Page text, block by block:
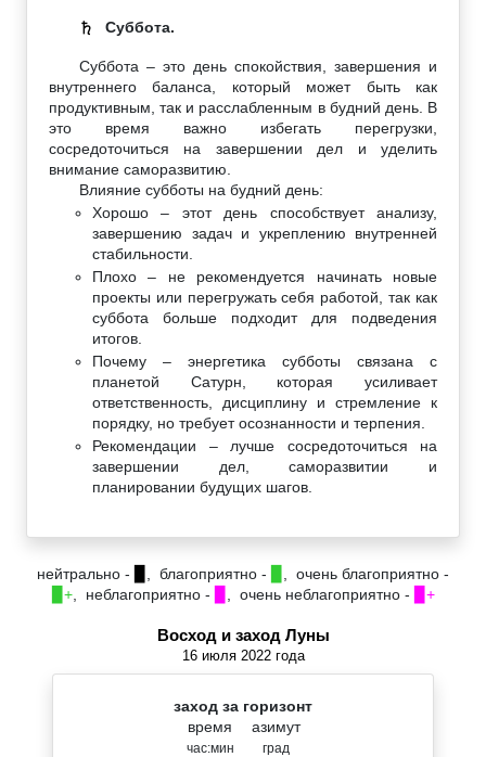
♄ Суббота.
Суббота – это день спокойствия, завершения и
внутреннего баланса, который может быть как
продуктивным, так и расслабленным в будний день. В
это время важно избегать перегрузки,
сосредоточиться на завершении дел и уделить
внимание саморазвитию.
Влияние субботы на будний день:
Хорошо – этот день способствует анализу,
завершению задач и укреплению внутренней
стабильности.
Плохо – не рекомендуется начинать новые
проекты или перегружать себя работой, так как
суббота больше подходит для подведения
итогов.
Почему – энергетика субботы связана с
планетой Сатурн, которая усиливает
ответственность, дисциплину и стремление к
порядку, но требует осознанности и терпения.
Рекомендации – лучше сосредоточиться на
завершении дел, саморазвитии и
планировании будущих шагов.
нейтрально - , благоприятно -
, очень благоприятно -
▉+, неблагоприятно - , очень неблагоприятно - ▉+
Восход и заход Луны
16 июля 2022 года
заход за горизонт
время
час:мин
азимут
град